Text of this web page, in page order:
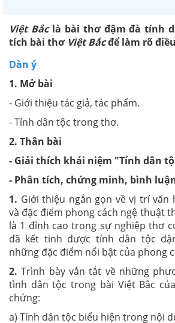
Việt Bắclà bài thơ đậm đà tính
tích bài thơ Việt Bắcđể làm rõ
Dàn ý
1. Mở bài
- Giới thiệu tác giả, tác phẩm.
- Tính dân tộc trong thơ.
2. Thân bài
- Giải thích khái niệm "Tính dân
- Phân tích, chứng minh, bình
1. Giới thiệu ngắn gọn về vị trí văn
và đặc điểm phong cách ngệ thuật
là 1 đỉnh cao trong sự nghiệp thơ
đã kết tinh được tính dân tộc
những đặc điểm nổi bật của phong
2. Trình bày vắn tắt về những
tình dân tộc trong bài Việt Bắc
chứng:
a) Tính dân tộc biểu hiện trong nội